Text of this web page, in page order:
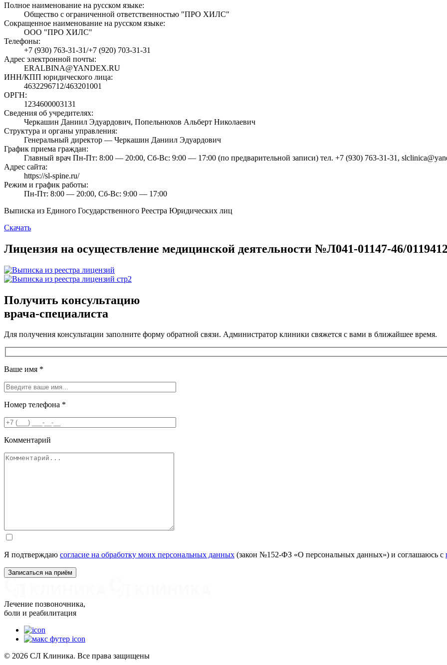
Полное наименование на русском языке:
Общество с ограниченной ответственностью "ПРО ХИЛС"
Сокращенное наименование на русском языке:
ООО "ПРО ХИЛС"
Телефоны:
+7 (930) 763-31-31/+7 (920) 703-31-31
Адрес электронной почты:
ERALBINA@YANDEX.RU
ИНН/КПП юридического лица:
4632296712/463201001
ОРГН:
1234600003131
Сведения об учредителях:
Черкашин Даниил Эдуардович, Попельнюхов Альберт Николаевич
Структура и органы управления:
Генеральный директор — Черкашин Даниил Эдуардович
График приема граждан:
Главный врач Пн-Пт: 8:00 — 20:00, Сб-Вс: 9:00 — 17:00 (по предварительной записи) тел. +7 (930) 763-31-31,
Адрес сайта:
https://sl-spine.ru/
Режим и график работы:
Пн-Пт: 8:00 — 20:00, Сб-Вс: 9:00 — 17:00
Выписка из Единого Государственного Реестра Юридических лиц
Скачать
Лицензия на осуществление медицинской деятельности №Л041-01147-46/
Получить консультацию
врача-специалиста
Для получения консультации заполните форму обратной связи. Администратор клиники свяжется с вами в ближайшее время.
Ваше имя *
Номер телефона *
Комментарий
Я подтверждаю согласие на обработку моих персональных данных (закон №152-ФЗ «О персональных данных») и соглашаюсь с
Лечение позвоночника,
боли и реабилитация
© 2026 СЛ Клиника. Все права защищены